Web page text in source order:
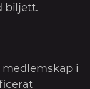
biljett.
i